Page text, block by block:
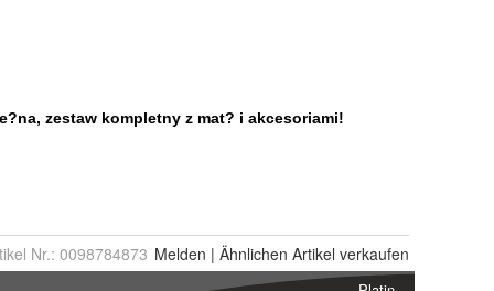
Nr.: 0098784873 Melden | Ähnlichen Artikel verkaufen